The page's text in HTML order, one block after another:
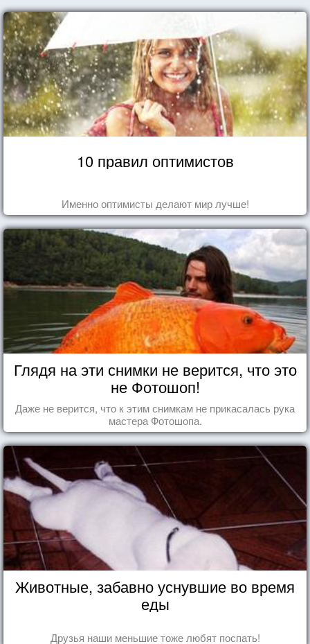
10 правил оптимистов
Именно оптимисты делают мир лучше!
Глядя на эти снимки не верится, что это
не Фотошоп!
Даже не верится, что к этим снимкам не прикасалась рука
мастера Фотошопа.
Животные, забавно уснувшие во время
еды
Друзья наши меньшие тоже любят поспать!